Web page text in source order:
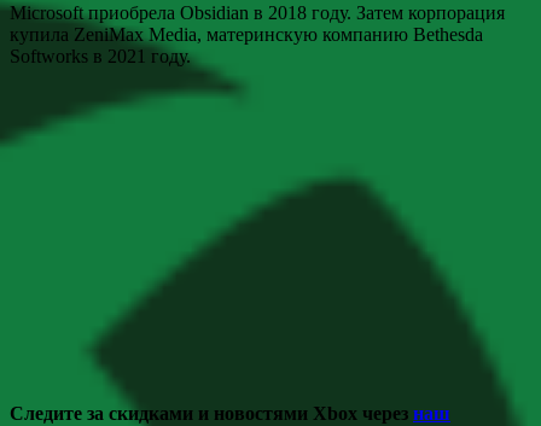
Microsoft приобрела Obsidian в 2018 году. Затем корпорация
купила ZeniMax Media, материнскую компанию Bethesda
Softworks в 2021 году.
Следите за скидками и новостями Xbox через наш